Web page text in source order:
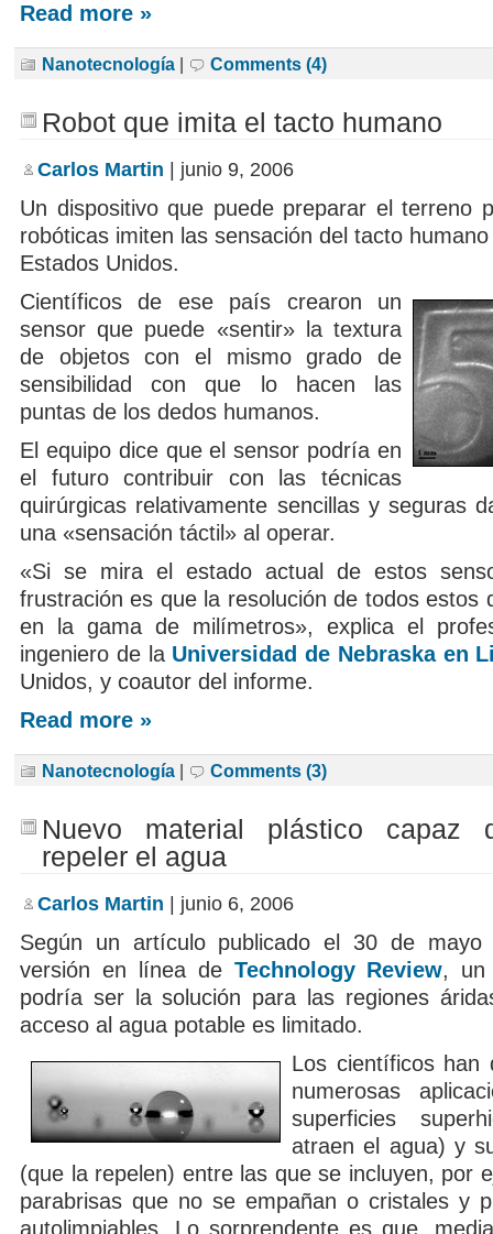
Read more »
Nanotecnología Comments (4)
Robot que imita el tacto humano
Carlos Martin | junio 9, 2006
Un dispositivo que puede preparar el terreno
robóticas imiten las sensación del tacto
Estados Unidos.
Científicos de ese país crearon un
sensor que puede «sentir» la textura
de objetos con el mismo grado de
sensibilidad con que lo hacen las
puntas de los dedos humanos.
El equipo dice que el sensor podría en
el futuro contribuir con las técnicas
quirúrgicas relativamente sencillas y seguras
una «sensación táctil» al operar.
«Si se mira el estado actual de estos
frustración es que la resolución de todos estos
en la gama de milímetros», explica el
ingeniero de la Universidad de Nebraska en
Unidos, y coautor del informe.
Read more »
Nanotecnología Comments (3)
Nuevo material plástico capaz
repeler el agua
Carlos Martin | junio 6, 2006
Según un artículo publicado el 30 de
versión en línea de Technology Review, un
podría ser la solución para las regiones
acceso al agua potable es limitado.
Los científicos han
numerosas
superficies
atraen el agua) y
(que la repelen) entre las que se incluyen, por
parabrisas que no se empañan o cristales y
autolimpiables. Lo sorprendente es que,